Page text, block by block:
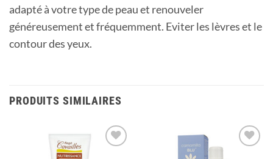
adapté à votre type de peau et renouveler
généreusement et fréquemment. Eviter les lèvres et le
contour des yeux.
PRODUITS SIMILAIRES